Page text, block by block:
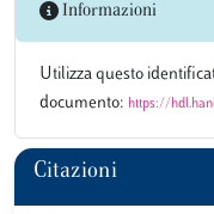
Informazioni
Utilizza questo
documento: https://
Citazioni